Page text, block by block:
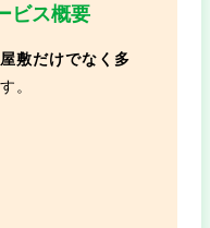
ビス概要
敷だけでなく多
。